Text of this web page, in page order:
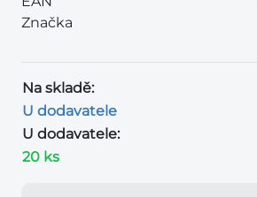
Značka
Na skladě:
U dodavatele
U dodavatele:
20 ks